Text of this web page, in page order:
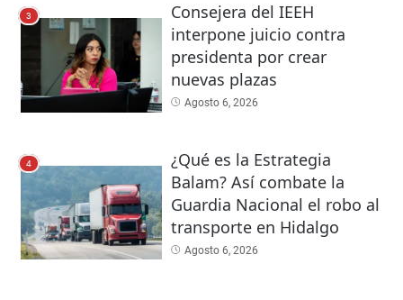
3
Consejera del IEEH
interpone juicio contra
presidenta por crear
nuevas plazas
Agosto 6, 2026
4
¿Qué es la Estrategia
Balam? Así combate la
Guardia Nacional el robo al
transporte en Hidalgo
Agosto 6, 2026